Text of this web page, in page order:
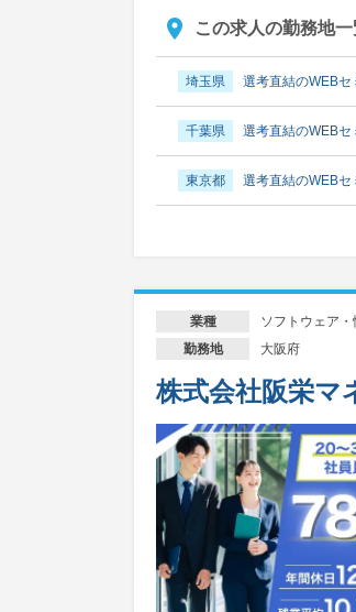
この求人の勤務地
埼玉県 選考直結のWEBセ
千葉県 選考直結のWEBセ
東京都 選考直結のWEBセ
業種 ソフトウェア
勤務地 大阪府
株式会社阪栄マ